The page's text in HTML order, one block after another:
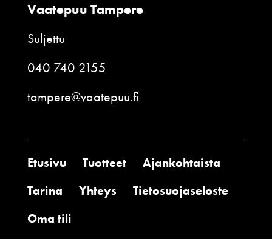
Vaatepuu Tampere
Suljettu
040 740 2155
tampere@vaatepuu.fi
Etusivu Tuotteet
Ajankohtaista
Tarina
Yhteys
Tietosuojaseloste
Oma tili